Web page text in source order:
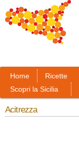
Home Ricette
Scopri la Sicilia
Acitrezza